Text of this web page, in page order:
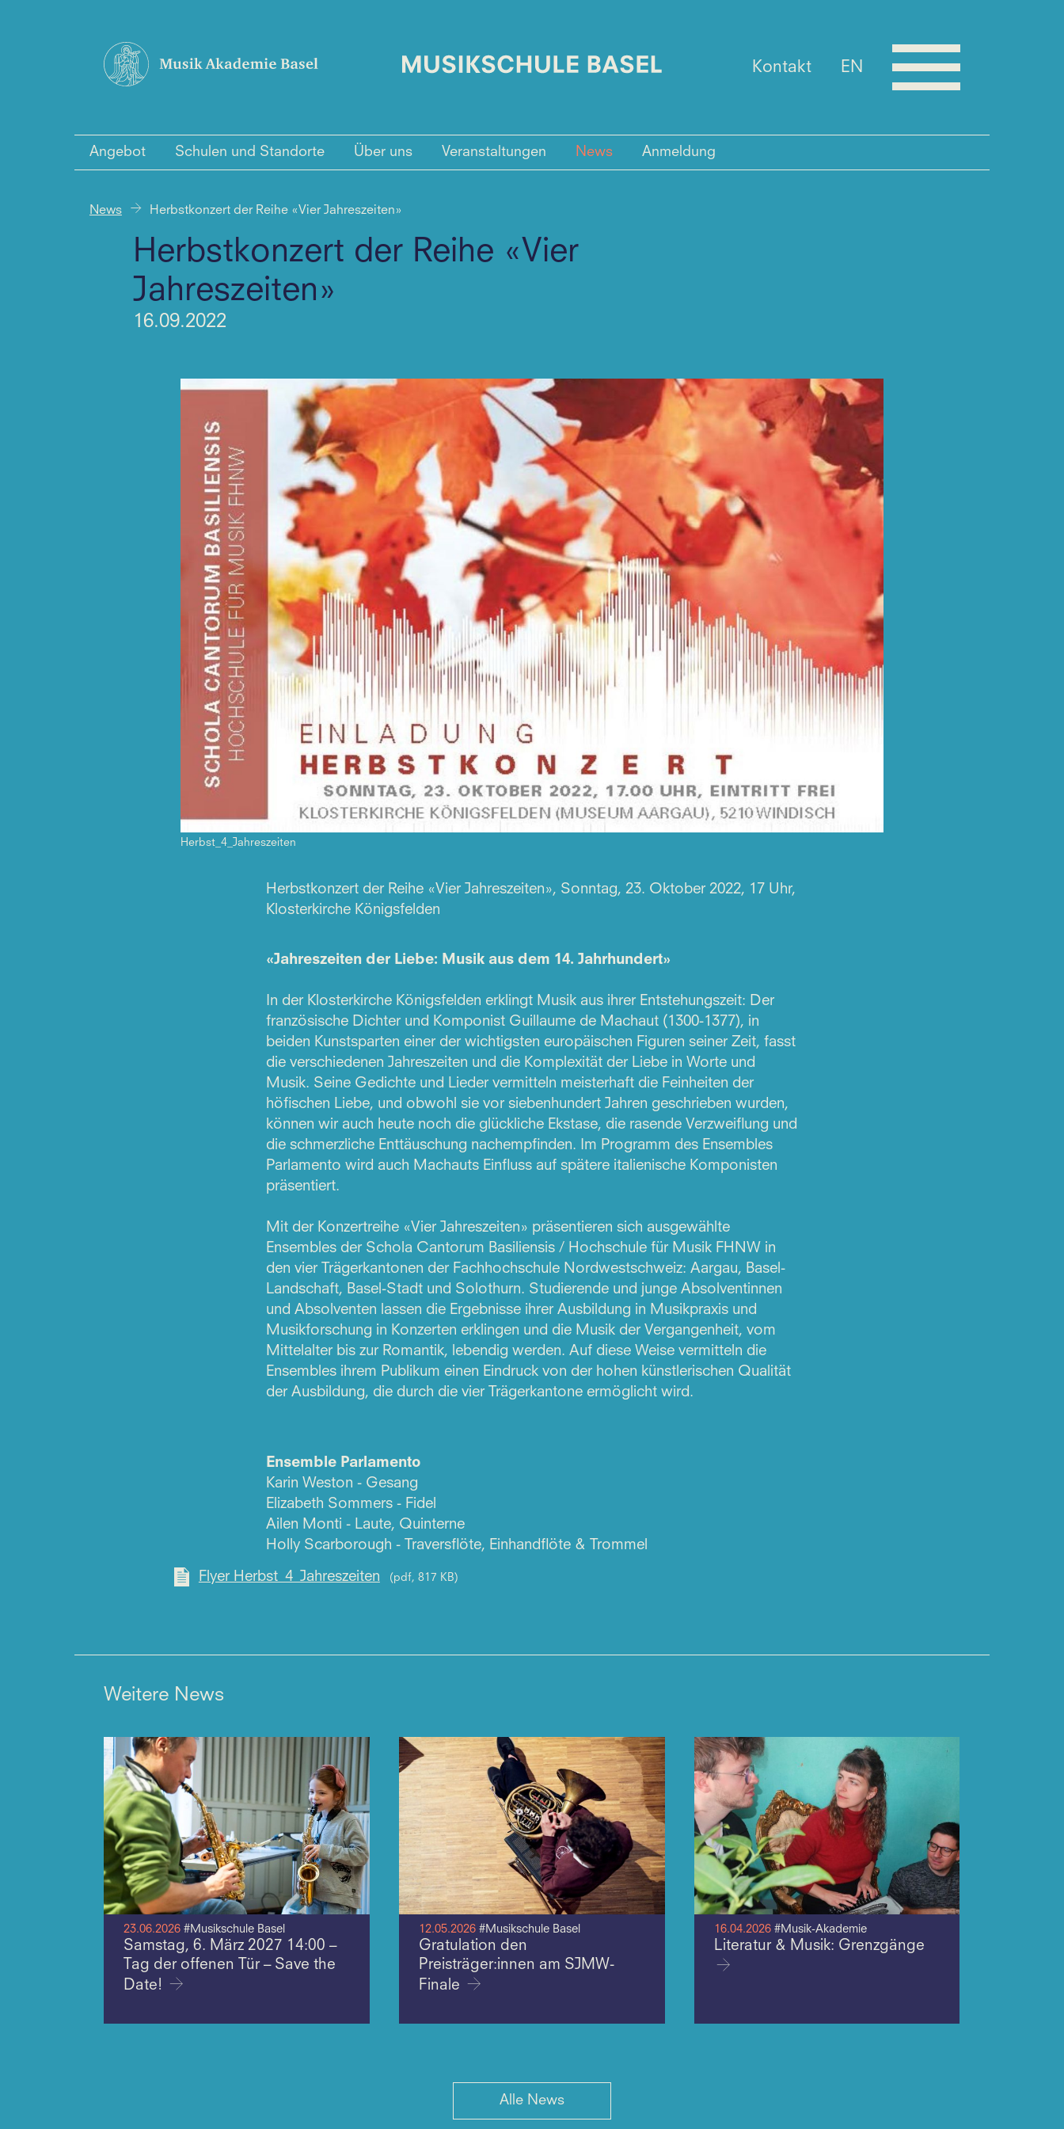
Kontakt EN
Angebot Schulen und Standorte Über uns Veranstaltungen News Anmeldung
News Herbstkonzert der Reihe «Vier Jahreszeiten»
Herbstkonzert der Reihe «Vier
Jahreszeiten»
16.09.2022
Herbst_4_Jahreszeiten
Herbstkonzert der Reihe «Vier Jahreszeiten», Sonntag, 23. Oktober 2022, 17 Uhr,
Klosterkirche Königsfelden
«Jahreszeiten der Liebe: Musik aus dem 14. Jahrhundert»
In der Klosterkirche Königsfelden erklingt Musik aus ihrer Entstehungszeit: Der
französische Dichter und Komponist Guillaume de Machaut (1300-1377), in
beiden Kunstsparten einer der wichtigsten europäischen Figuren seiner Zeit, fasst
die verschiedenen Jahreszeiten und die Komplexität der Liebe in Worte und
Musik. Seine Gedichte und Lieder vermitteln meisterhaft die Feinheiten der
höfischen Liebe, und obwohl sie vor siebenhundert Jahren geschrieben wurden,
können wir auch heute noch die glückliche Ekstase, die rasende Verzweiflung und
die schmerzliche Enttäuschung nachempfinden. Im Programm des Ensembles
Parlamento wird auch Machauts Einfluss auf spätere italienische Komponisten
präsentiert.
Mit der Konzertreihe «Vier Jahreszeiten» präsentieren sich ausgewählte
Ensembles der Schola Cantorum Basiliensis / Hochschule für Musik FHNW in
den vier Trägerkantonen der Fachhochschule Nordwestschweiz: Aargau, Basel-
Landschaft, Basel-Stadt und Solothurn. Studierende und junge Absolventinnen
und Absolventen lassen die Ergebnisse ihrer Ausbildung in Musikpraxis und
Musikforschung in Konzerten erklingen und die Musik der Vergangenheit, vom
Mittelalter bis zur Romantik, lebendig werden. Auf diese Weise vermitteln die
Ensembles ihrem Publikum einen Eindruck von der hohen künstlerischen Qualität
der Ausbildung, die durch die vier Trägerkantone ermöglicht wird.
Ensemble Parlamento
Karin Weston - Gesang
Elizabeth Sommers - Fidel
Ailen Monti - Laute, Quinterne
Holly Scarborough - Traversflöte, Einhandflöte & Trommel
Flyer Herbst_4_Jahreszeiten (pdf, 817 KB)
Weitere News
23.06.2026 #Musikschule Basel
Samstag, 6. März 2027 14:00 –
Tag der offenen Tür – Save the
Date!
12.05.2026 #Musikschule Basel
Gratulation den
Preisträger:innen am SJMW-
Finale
16.04.2026#Musik-Akademie
Literatur & Musik: Grenzgänge
Alle News